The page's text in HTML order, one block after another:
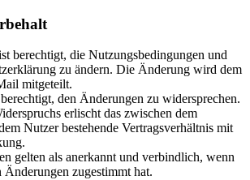
berechtigt, die Nutzungsbedingungen und
zu ändern. Die Änderung wird dem
mitgeteilt.
den Änderungen zu widersprechen.
erlischt das zwischen dem
Nutzer bestehende Vertragsverhältnis mit
gelten als anerkannt und verbindlich, wenn
Änderungen zugestimmt hat.